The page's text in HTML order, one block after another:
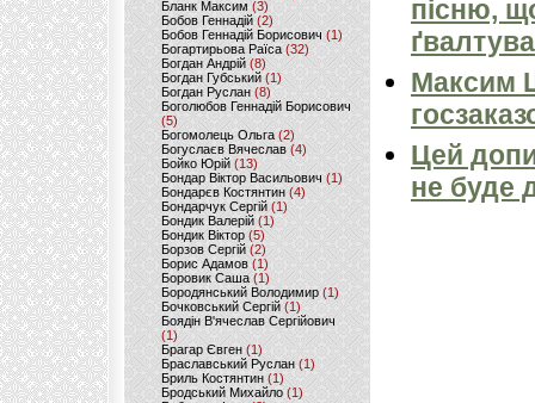
Бланк Максим(3)
Бобов Геннадій (2)
Бобов Геннадій Борисович (1)
Богартирьова Раїса (32)
Богдан Андрій(8)
Богдан Губський (1)
Богдан Руслан(8)
Боголюбов Геннадій Борисович
(5)
Богомолець Ольга (2)
Богуслаєв Вячеслав (4)
Бойко Юрій (13)
Бондар Віктор Васильович (1)
Бондарєв Костянтин (4)
Бондарчук Сергій(1)
Бондик Валерій (1)
Бондик Віктор(5)
Борзов Сергiй (2)
Борис Адамов(1)
Боровик Саша (1)
Бородянський Володимир (1)
Бочковський Сергій (1)
Боядін В'ячеслав Сергійович
(1)
Брагар Євген (1)
Браславський Руслан (1)
Бриль Костянтин (1)
Бродський Михайло (1)
пісню,
Максим
Цей
не буде